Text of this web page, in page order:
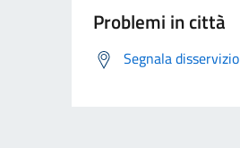
Problemi in città
Segnala disservizio